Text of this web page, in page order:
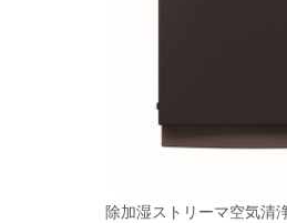
除加湿ストリーマ空気清